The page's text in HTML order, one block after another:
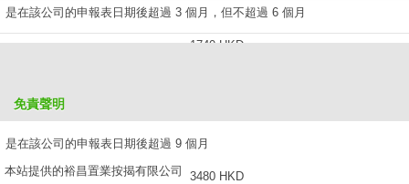
是在該公司的申報表日期後超過 3 個月，但不超過 6 個月
1740 HKD
是在該公司的申報表日期後超過 9 個月
3480 HKD
免責聲明
本站提供的裕昌置業按揭有限公司